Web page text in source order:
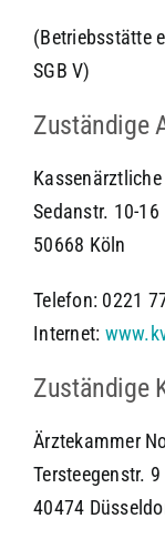
(Betriebsstätte
SGB V)
Zuständige
Sedanstr. 10-16
50668 Köln
Telefon: 0221
Internet:
Zuständige
Ärztekammer
Tersteegenstr. 9
40474